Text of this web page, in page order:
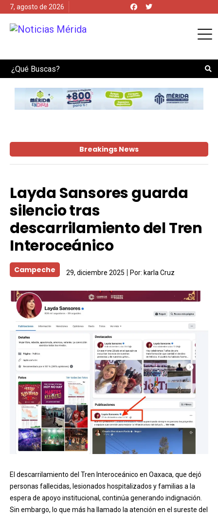
7, agosto de 2026
Search
Breakings News
Layda Sansores guarda
silencio tras
descarrilamiento del Tren
Interoceánico
Campeche 29, diciembre 2025 Por: karla Cruz
El descarrilamiento del Tren Interoceánico en Oaxaca, que dejó
personas fallecidas, lesionados hospitalizados y familias a la
espera de apoyo institucional, continúa generando indignación.
Sin embargo, lo que más ha llamado la atención en el sureste del